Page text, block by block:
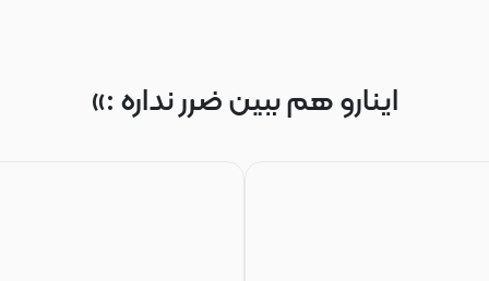
اینارو هم ببین ضرر نداره :»